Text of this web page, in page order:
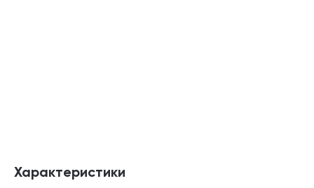
Характеристики